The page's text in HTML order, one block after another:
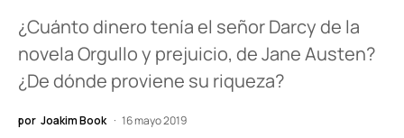
¿Cuánto dinero tenía el señor Darcy de la
novela Orgullo y prejuicio, de Jane Austen?
¿De dónde proviene su riqueza?
por Joakim Book 16 mayo 2019